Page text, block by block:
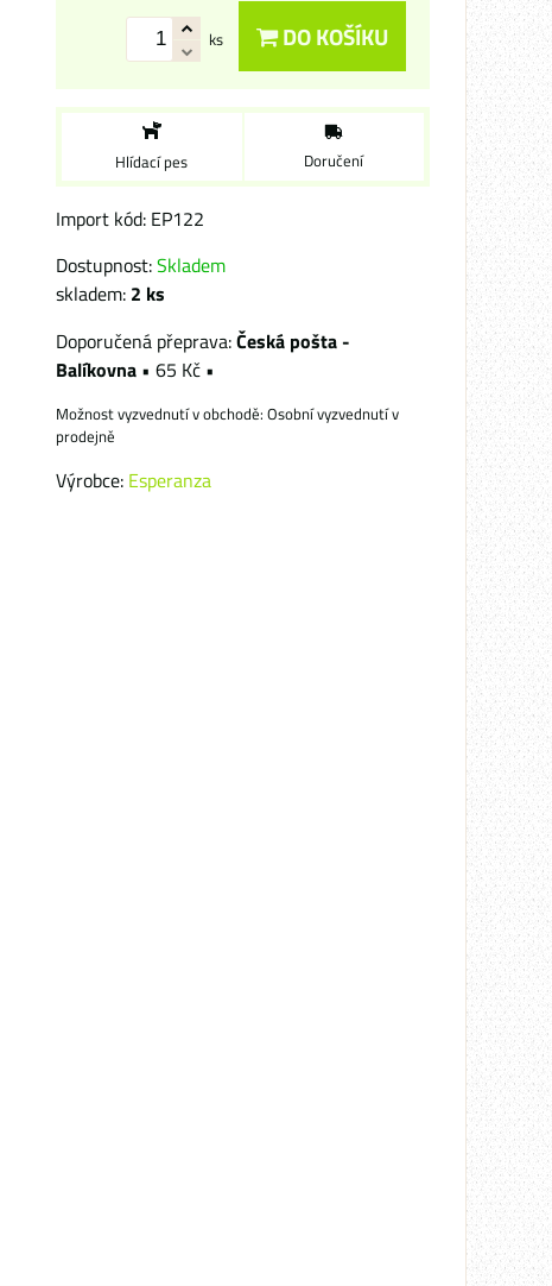
ks DO KOŠÍKU
Hlídací pes Doručení
Import kód: EP122
Dostupnost:Skladem
skladem: 2 ks
Česká pošta -
Balíkovna • 65 Kč •
Osobní vyzvednutí v
prodejně
Výrobce: Esperanza